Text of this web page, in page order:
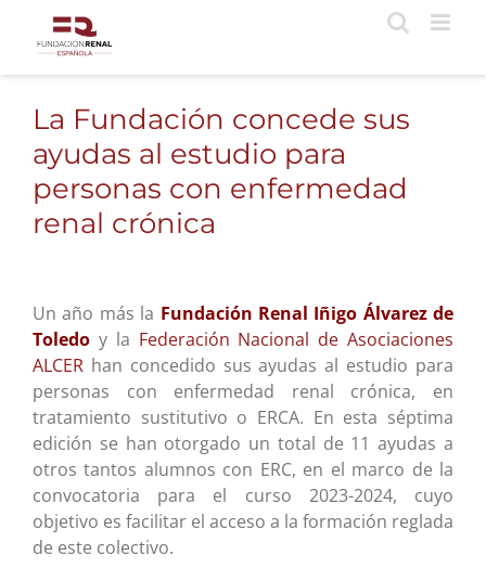
contenido
La Fundación concede sus
ayudas al estudio para
personas con enfermedad
renal crónica
Un año más la Fundación Renal Iñigo Álvarez de
Toledo y la Federación Nacional de Asociaciones
ALCER han concedido sus ayudas al estudio para
personas con enfermedad renal crónica, en
tratamiento sustitutivo o ERCA. En esta séptima
edición se han otorgado un total de 11 ayudas a
otros tantos alumnos con ERC, en el marco de la
convocatoria para el curso 2023-2024, cuyo
objetivo es facilitar el acceso a la formación reglada
de este colectivo.